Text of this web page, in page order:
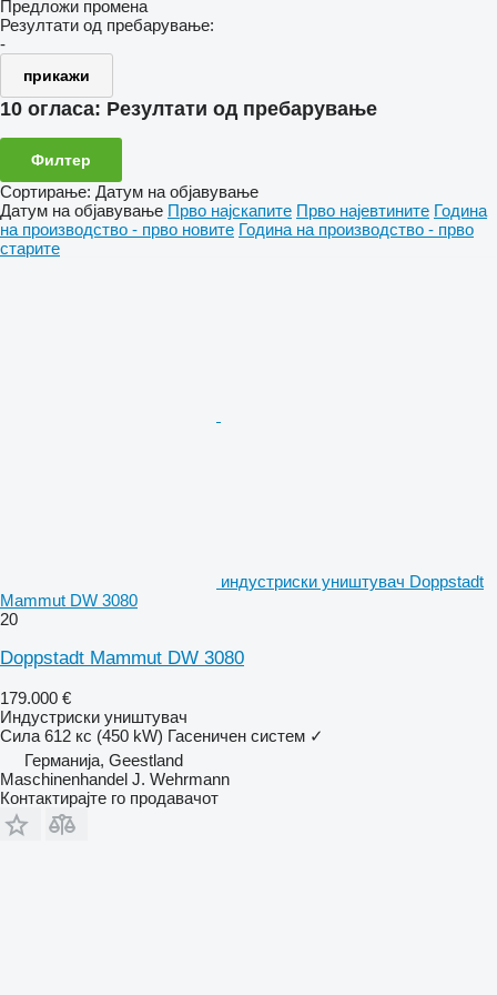
Предложи промена
Резултати од пребарување:
-
прикажи
10 огласа: Резултати од пребарување
Филтер
Сортирање: Датум на објавување
Датум на објавување Прво најскапите Прво најевтините Година
на производство - прво новите Година на производство - прво
старите
индустриски уништувач Doppstadt
Mammut DW 3080
20
Doppstadt Mammut DW 3080
179.000 €
Индустриски уништувач
Сила 612 кс (450 kW) Гасеничен систем ✓
Германија, Geestland
Maschinenhandel J. Wehrmann
Контактирајте го продавачот